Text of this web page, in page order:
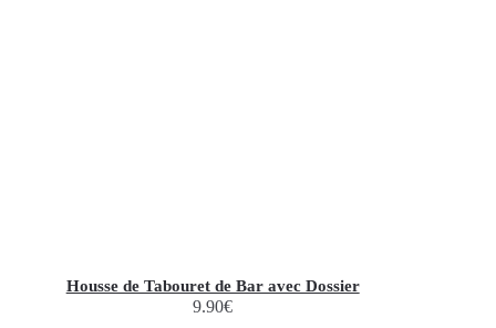
Housse de Tabouret de Bar avec Dossier
9.90€